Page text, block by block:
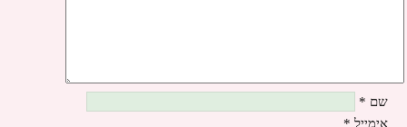
שם *
אימייל *